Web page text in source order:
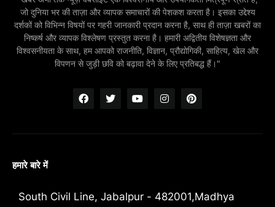
जो दुनिया भर की ताज़ा और व्यापक समाचारों की पेशकश करता है। इसका उद्देश्य
दर्शकों को विभिन्न विषयों पर गहरी जानकारी प्रदान करना है, साथ ही ताज़ा खबरों का
निष्कर्ष और व्यापक विश्लेषण प्रस्तुत करना है। हमारी अद्वितीय विशेषज्ञता और
विश्वसनीयता के साथ, हम आपको राजनीति, विज्ञान, प्रौद्योगिकी, साहित्य, खेल और
विपणन से जुड़ी छवि को बढ़ावा देने के लिए प्रतिबद्ध हैं।"
हमारे बारे में
South Civil Line, Jabalpur - 482001,Madhya